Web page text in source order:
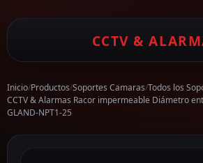
CCTV &
Inicio/Productos/Soportes Camaras/Todos los
CCTV & Alarmas Racor impermeable Diámetro
GLAND-NPT1-25